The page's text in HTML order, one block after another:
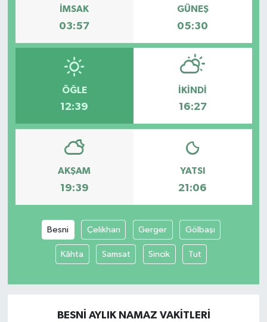
İMSAK
03:57
GÜNEŞ
05:30
ÖĞLE
12:39
İKINDI
16:27
AKŞAM
19:39
YATSI
21:06
Besni Çelikhan Gerger Gölbaşı
Kâhta Samsat Sincik Tut
BESNI AYLIK NAMAZ VAKITLERI